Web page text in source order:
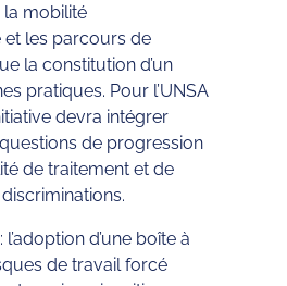
mobilité
et les parcours de
la constitution d’un
pratiques. Pour l’UNSA
devra intégrer
de progression
de traitement et de
d’une boîte à
de travail forcé